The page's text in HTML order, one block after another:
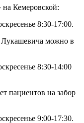
Кемеровской:
8:30-17:00.
Лукашевича можно в
8:30-14:00
пациентов на забор
9:00-17:30.